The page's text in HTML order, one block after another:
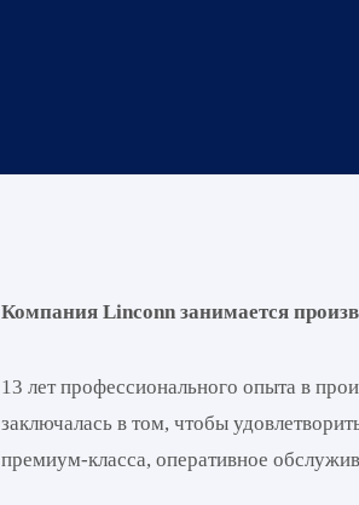
Компания Linconn занимается
13 лет профессионального опыта в
заключалась в том, чтобы
премиум-класса, оперативное